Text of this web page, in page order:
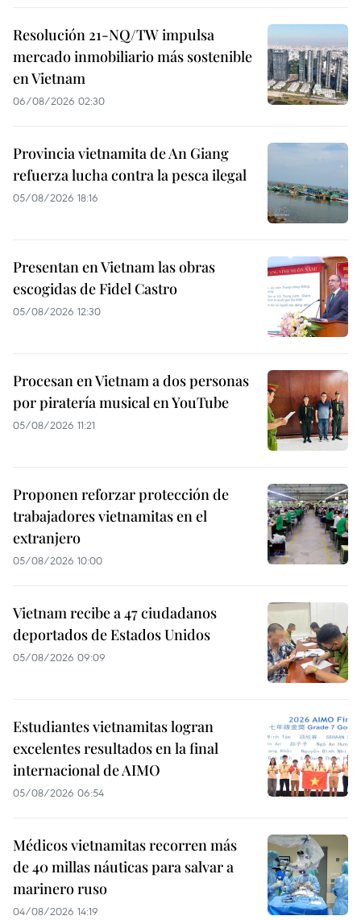
Resolución 21-NQ/TW impulsa
mercado inmobiliario más sostenible
en Vietnam
06/08/2026 02:30
Provincia vietnamita de An Giang
refuerza lucha contra la pesca ilegal
05/08/2026 18:16
Presentan en Vietnam las obras
escogidas de Fidel Castro
05/08/2026 12:30
Procesan en Vietnam a dos personas
por piratería musical en YouTube
05/08/2026 11:21
Proponen reforzar protección de
trabajadores vietnamitas en el
extranjero
05/08/2026 10:00
Vietnam recibe a 47 ciudadanos
deportados de Estados Unidos
05/08/2026 09:09
Estudiantes vietnamitas logran
excelentes resultados en la final
internacional de AIMO
05/08/2026 06:54
Médicos vietnamitas recorren más
de 40 millas náuticas para salvar a
marinero ruso
04/08/2026 14:19